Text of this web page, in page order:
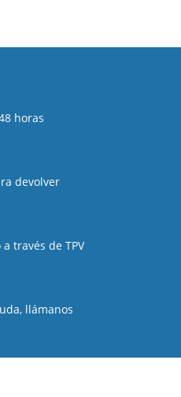
horas
devolver
través de TPV
llámanos